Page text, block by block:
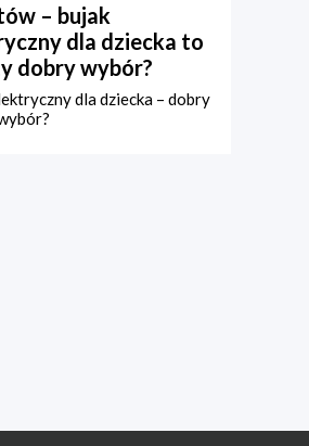
– bujak
dla dziecka to
dobry wybór?
dla dziecka – dobry